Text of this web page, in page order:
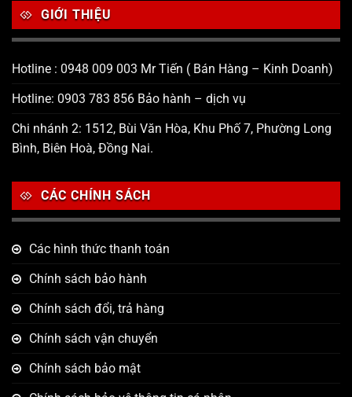
GIỚI THIỆU
Hotline : 0948 009 003 Mr Tiến ( Bán Hàng – Kinh Doanh)
Hotline: 0903 783 856 Bảo hành – dịch vụ
Chi nhánh 2: 1512, Bùi Văn Hòa, Khu Phố 7, Phường Long
Bình, Biên Hoà, Đồng Nai.
CÁC CHÍNH SÁCH
Các hình thức thanh toán
Chính sách bảo hành
Chính sách đổi, trả hàng
Chính sách vận chuyển
Chính sách bảo mật